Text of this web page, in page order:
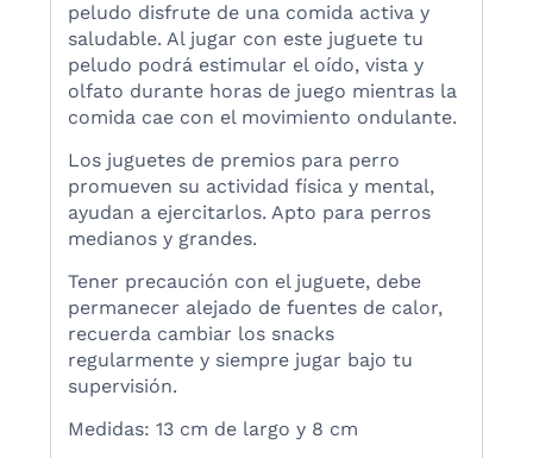
peludo disfrute de una comida activa y
saludable. Al jugar con este juguete tu
peludo podrá estimular el oído, vista y
olfato durante horas de juego mientras la
comida cae con el movimiento ondulante.
Los juguetes de premios para perro
promueven su actividad física y mental,
ayudan a ejercitarlos. Apto para perros
medianos y grandes.
Tener precaución con el juguete, debe
permanecer alejado de fuentes de calor,
recuerda cambiar los snacks
regularmente y siempre jugar bajo tu
supervisión.
Medidas: 13 cm de largo y 8 cm